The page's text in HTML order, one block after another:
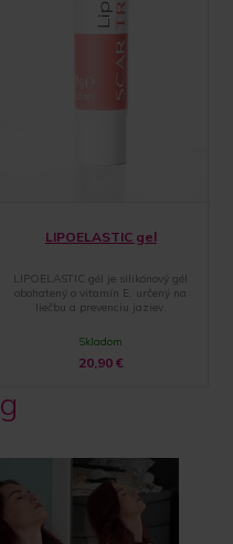
LIPOELASTIC gel
LIPOELASTIC gél je silikónový gél
obohatený o vitamín E, určený na
liečbu a prevenciu jaziev.
Skladom
20,90 €